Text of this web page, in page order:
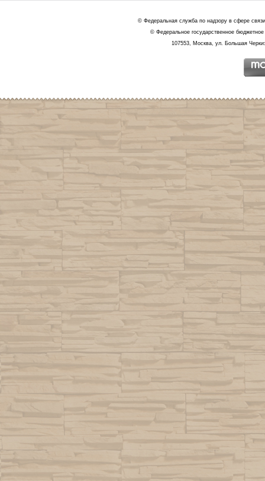
© Федеральная служба по надзору в сфере
© Федеральное государственное
107553, Москва, ул. Большая